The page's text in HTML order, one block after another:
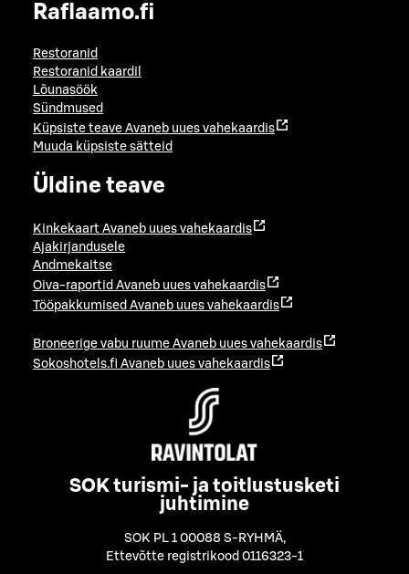
Raflaamo.fi
Restoranid
Restoranid kaardil
Lõunasöök
Sündmused
Küpsiste teave Avaneb uues vahekaardis
Muuda küpsiste sätteid
Üldine teave
Kinkekaart Avaneb uues vahekaardis
Ajakirjandusele
Andmekaitse
Oiva-raportid Avaneb uues vahekaardis
Tööpakkumised Avaneb uues vahekaardis
Broneerige vabu ruume Avaneb uues vahekaardis
Sokoshotels.fi Avaneb uues vahekaardis
SOK turismi- ja toitlustusketi
juhtimine
SOK PL 1 00088 S-RYHMÄ,
Ettevõtte registrikood 0116323-1